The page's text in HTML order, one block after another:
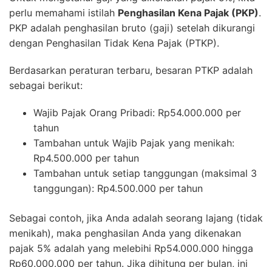
perlu memahami istilah Penghasilan Kena Pajak (PKP).
PKP adalah penghasilan bruto (gaji) setelah dikurangi
dengan Penghasilan Tidak Kena Pajak (PTKP).
Berdasarkan peraturan terbaru, besaran PTKP adalah
sebagai berikut:
Wajib Pajak Orang Pribadi: Rp54.000.000 per
tahun
Tambahan untuk Wajib Pajak yang menikah:
Rp4.500.000 per tahun
Tambahan untuk setiap tanggungan (maksimal 3
tanggungan): Rp4.500.000 per tahun
Sebagai contoh, jika Anda adalah seorang lajang (tidak
menikah), maka penghasilan Anda yang dikenakan
pajak 5% adalah yang melebihi Rp54.000.000 hingga
Rp60.000.000 per tahun. Jika dihitung per bulan, ini